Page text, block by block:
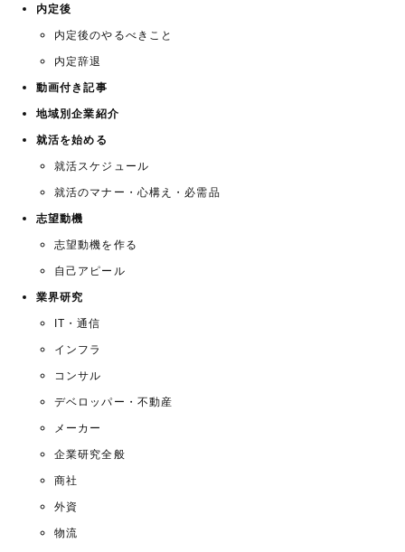
内定後
内定後のやるべきこと
内定辞退
動画付き記事
地域別企業紹介
就活を始める
就活スケジュール
就活のマナー・心構え・必需品
志望動機
志望動機を作る
自己アピール
業界研究
IT・通信
インフラ
コンサル
デベロッパー・不動産
メーカー
企業研究全般
商社
外資
物流